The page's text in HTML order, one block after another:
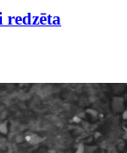
redzēta